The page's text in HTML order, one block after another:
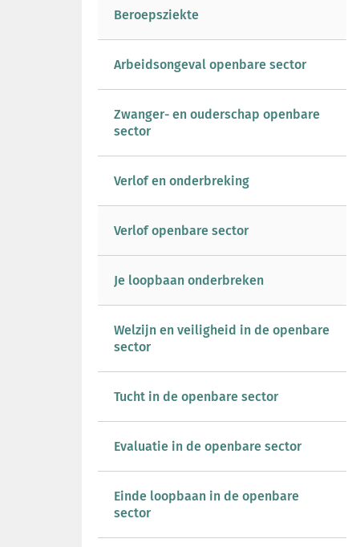
Beroepsziekte
Arbeidsongeval openbare sector
Zwanger- en ouderschap openbare
sector
Verlof en onderbreking
Verlof openbare sector
Je loopbaan onderbreken
Welzijn en veiligheid in de openbare
sector
Tucht in de openbare sector
Evaluatie in de openbare sector
Einde loopbaan in de openbare
sector